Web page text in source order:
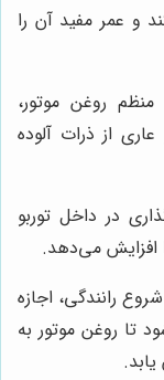
و عمر مفید آن را
روغن موتور،
از ذرات آلوده
در داخل توربو
افزایش می‌دهد.
رانندگی، اجازه
تا روغن موتور به